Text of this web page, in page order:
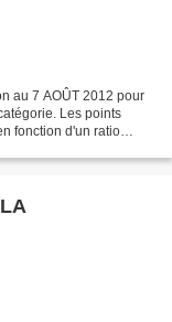
au 7 AOÛT 2012 pour
Les points
fonction d'un ratio